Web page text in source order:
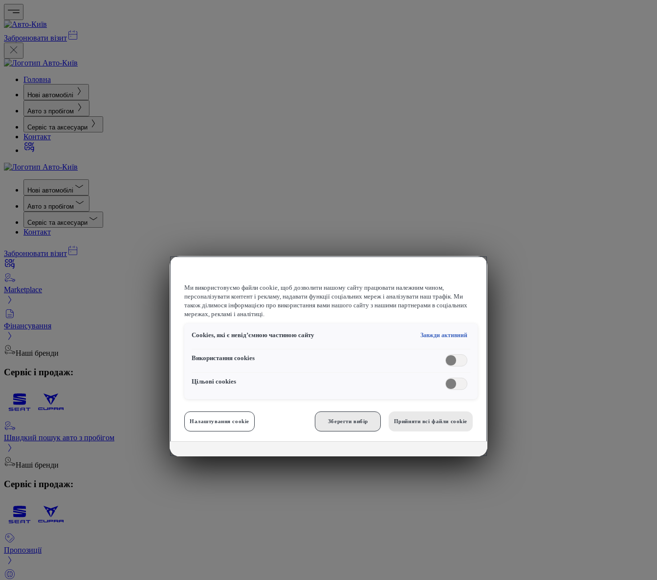
Забронювати візит
Головна
Нові автомобілі
Авто з пробігом
Сервіс та аксесуари
Контакт
Нові автомобілі
Авто з пробігом
Сервіс та аксесуари
Контакт
Забронювати візит
Marketplace
Фінансування
Наші бренди
Сервіс і продаж:
Швидкий пошук авто з пробігом
Наші бренди
Сервіс і продаж:
Пропозиції
Ми використовуємо файли cookie, щоб дозволити нашому сайту працювати належним чином,
персоналізувати контент і рекламу, надавати функції соціальних мереж і аналізувати наш трафік. Ми
також ділимося інформацією про використання вами нашого сайту з нашими партнерами в соціальних
мережах, рекламі і аналітиці.
Сookies, які є невід’ємною частиною сайту Завжди активний
Використання cookies
Цільові сookies
Налаштування cookie Зберегти вибір Прийняти всі файли сookie